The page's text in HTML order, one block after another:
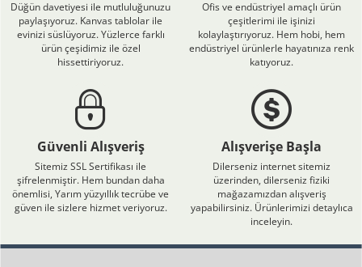
Düğün davetiyesi ile mutluluğunuzu
paylaşıyoruz. Kanvas tablolar ile
evinizi süslüyoruz. Yüzlerce farklı
ürün çeşidimiz ile özel
hissettiriyoruz.
Ofis ve endüstriyel amaçlı ürün
çeşitlerimi ile işinizi
kolaylaştırıyoruz. Hem hobi, hem
endüstriyel ürünlerle hayatınıza renk
katıyoruz.
Güvenli Alışveriş
Sitemiz SSL Sertifikası ile
şifrelenmiştir. Hem bundan daha
önemlisi, Yarım yüzyıllık tecrübe ve
güven ile sizlere hizmet veriyoruz.
Alışverişe Başla
Dilerseniz internet sitemiz
üzerinden, dilerseniz fiziki
mağazamızdan alışveriş
yapabilirsiniz. Ürünlerimizi detaylıca
inceleyin.